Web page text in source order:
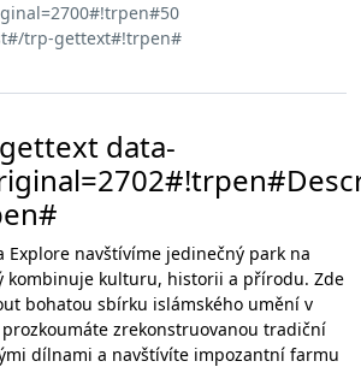
trp-gettext#!trpen#
data-
Explore navštívíme jedinečný park na
kombinuje kulturu, historii a přírodu. Zde
bohatou sbírku islámského umění v
zrekonstruovanou tradiční
dílnami a navštívíte impozantní farmu